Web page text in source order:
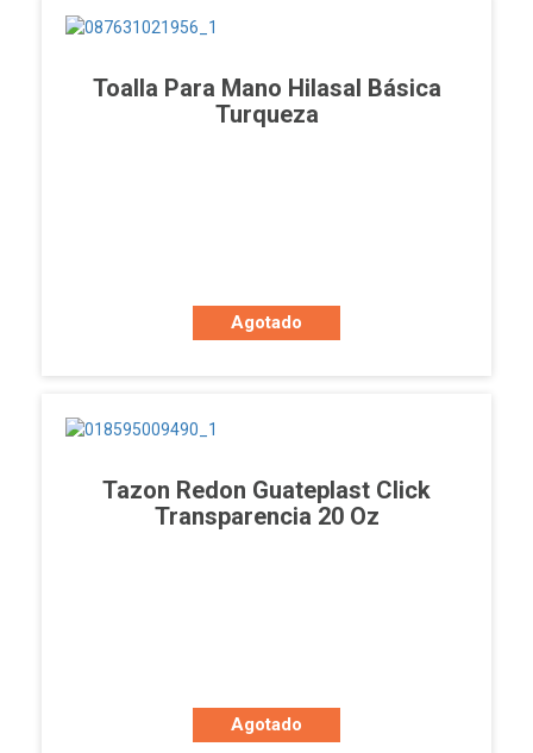
Toalla Para Mano Hilasal Básica
Turqueza
Agotado
Tazon Redon Guateplast Click
Transparencia 20 Oz
Agotado